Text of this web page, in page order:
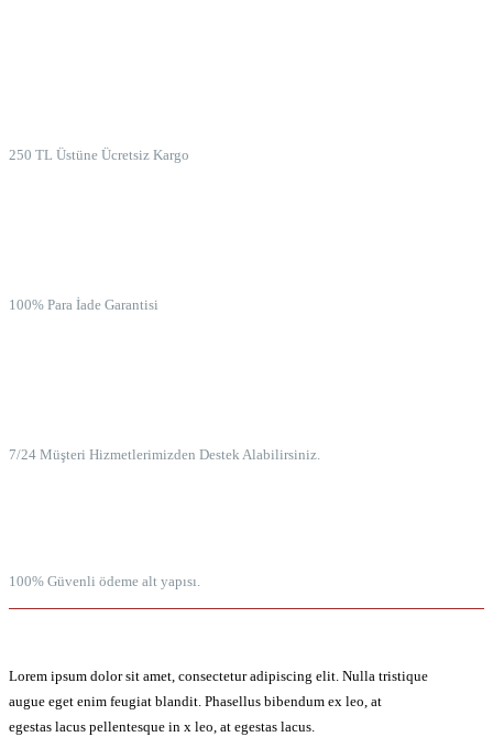
250 TL Üstüne Ücretsiz Kargo
100% Para İade Garantisi
7/24 Müşteri Hizmetlerimizden Destek Alabilirsiniz.
100% Güvenli ödeme alt yapısı.
Lorem ipsum dolor sit amet, consectetur adipiscing elit. Nulla tristique
augue eget enim feugiat blandit. Phasellus bibendum ex leo, at
egestas lacus pellentesque in x leo, at egestas lacus.